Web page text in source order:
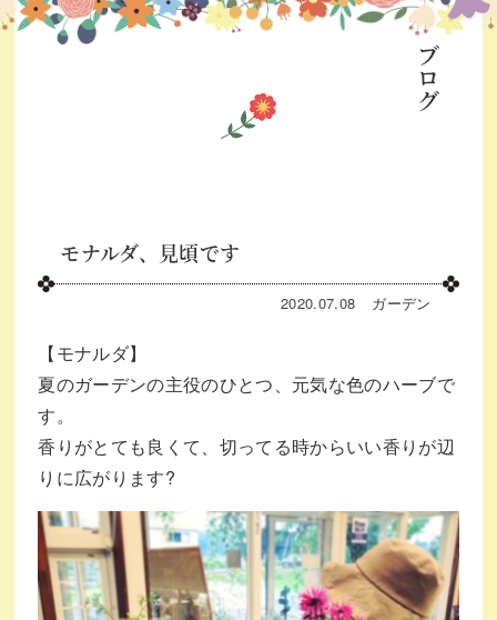
ブログ
モナルダ、見頃です
2020.07.08 ガーデン
【モナルダ】
夏のガーデンの主役のひとつ、元気な色のハーブで
す。
香りがとても良くて、切ってる時からいい香りが辺
りに広がります?